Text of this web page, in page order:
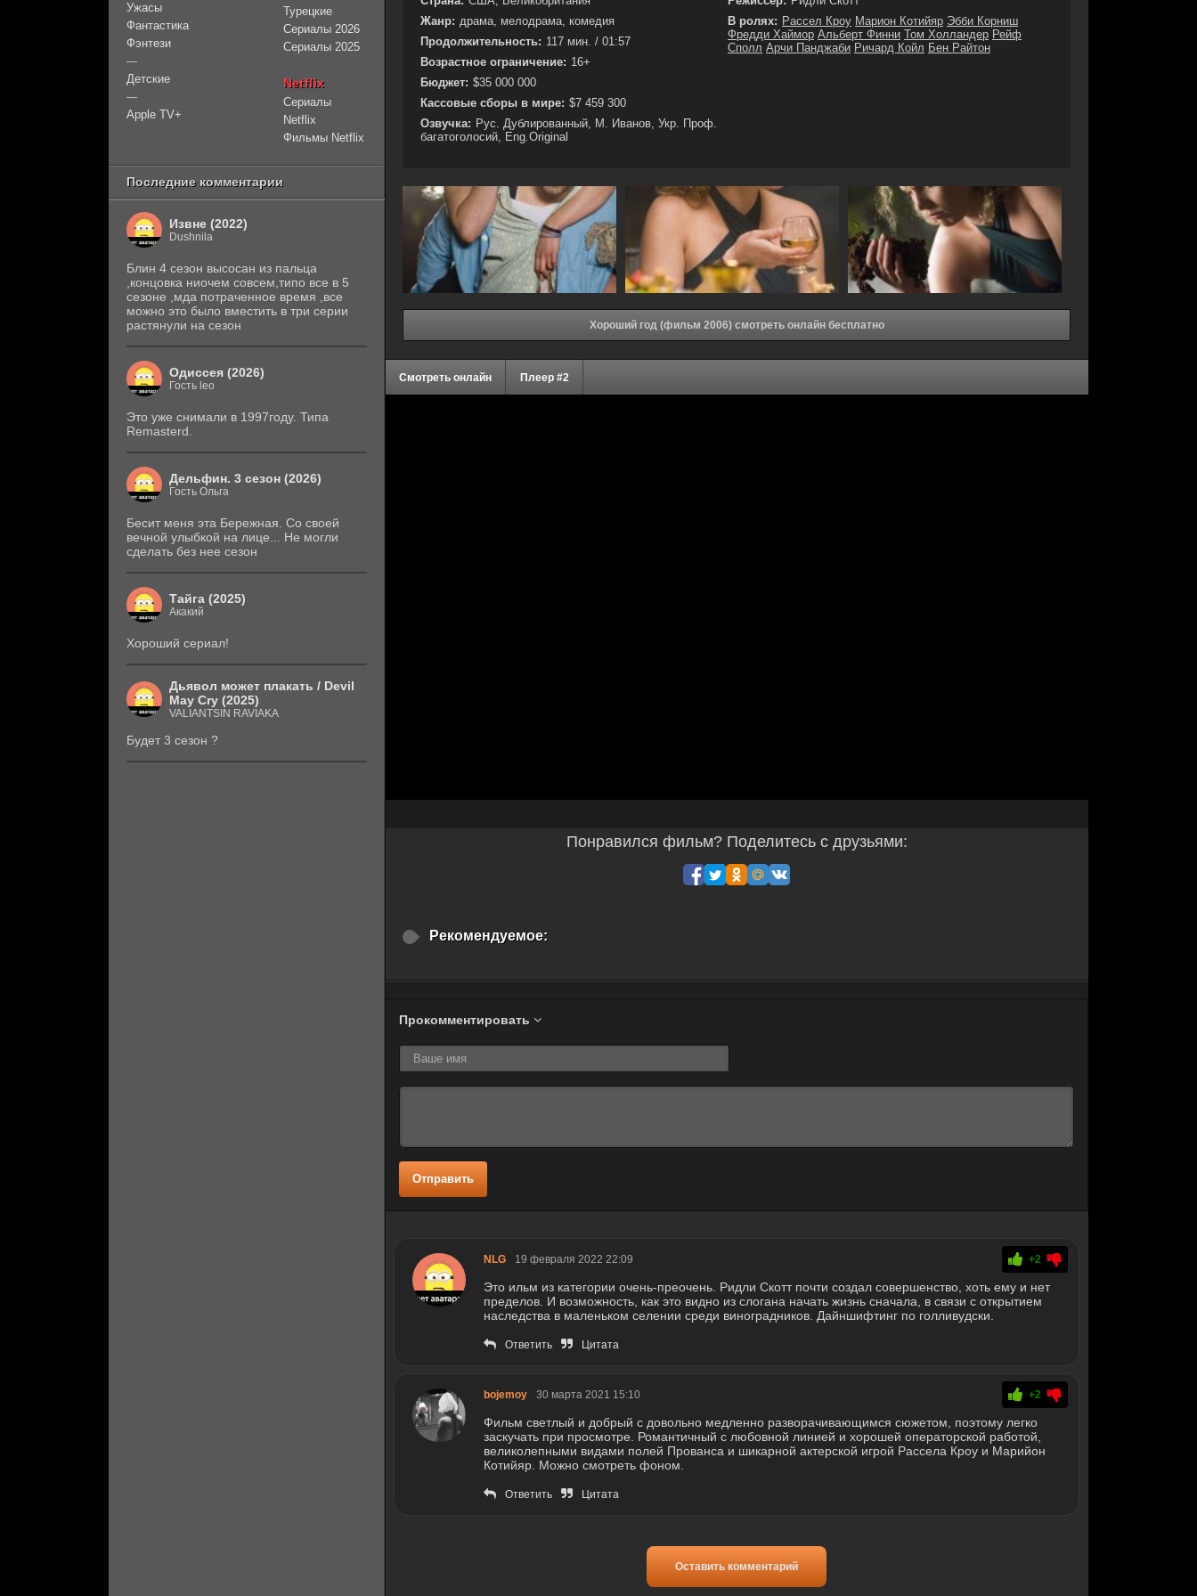
Жанр: драма, мелодрама, комедия
Продолжительность: 117 мин. / 01:57
Возрастное ограничение: 16+
Бюджет: $35 000 000
Кассовые сборы в мире: $7 459 300
Озвучка: Рус. Дублированный, М. Иванов, Укр. Проф.
багатоголосий, Eng.Original
В ролях: Рассел Кроу Марион Котийяр Эбби Корниш
Фредди Хаймор Альберт Финни Том Холландер Рейф
Сполл Арчи Панджаби Ричард Койл Бен Райтон
Хороший год (фильм 2006) смотреть онлайн бесплатно
Смотреть онлайн Плеер #2
Понравился фильм? Поделитесь с друзьями:
Рекомендуемое:
Прокомментировать
Отправить
NLG 19 февраля 2022 22:09 +2
Это ильм из категории очень-преочень. Ридли Скотт почти создал совершенство, хоть ему и нет
пределов. И возможность, как это видно из слогана начать жизнь сначала, в связи с открытием
наследства в маленьком селении среди виноградников. Дайншифтинг по голливудски.
Ответить Цитата
bojemoy 30 марта 2021 15:10 +2
Фильм светлый и добрый с довольно медленно разворачивающимся сюжетом, поэтому легко
заскучать при просмотре. Романтичный с любовной линией и хорошей операторской работой,
великолепными видами полей Прованса и шикарной актерской игрой Рассела Кроу и Марийон
Котийяр. Можно смотреть фоном.
Ответить Цитата
Оставить комментарий
Ужасы
Фантастика
Фэнтези
—
Детские
—
Apple TV+
Турецкие
Сериалы 2026
Сериалы 2025
Netflix
Сериалы
Netflix
Фильмы Netflix
Последние комментарии
Извне (2022)
Dushnila
Блин 4 сезон высосан из пальца
,концовка ниочем совсем,типо все в 5
сезоне ,мда потраченное время ,все
можно это было вместить в три серии
растянули на сезон
Одиссея (2026)
Гость leo
Это уже снимали в 1997году. Типа
Remasterd.
Дельфин. 3 сезон (2026)
Гость Ольга
Бесит меня эта Бережная. Со своей
вечной улыбкой на лице... Не могли
сделать без нее сезон
Тайга (2025)
Акакий
Хороший сериал!
Дьявол может плакать / Devil
May Cry (2025)
VALIANTSIN RAVIAKA
Будет 3 сезон ?